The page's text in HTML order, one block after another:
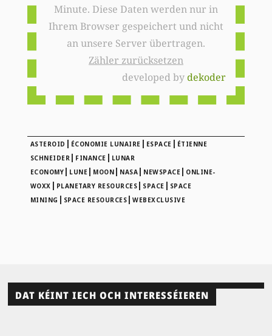
Minute. Diese Daten werden nur in
Ihrem Browser gespeichert und nicht
an unsere Server übertragen.
Zähler zurücksetzen
developed bydekoder
ASTEROID | ÉCONOMIE LUNAIRE | ESPACE | ÉTIENNE
SCHNEIDER | FINANCE | LUNAR
ECONOMY | LUNE | MOON | NASA | NEWSPACE | ONLINE-
WOXX | PLANETARY RESOURCES | SPACE | SPACE
MINING | SPACE RESOURCES |WEBEXCLUSIVE
DAT KÉINT IECH OCH INTERESSÉIEREN